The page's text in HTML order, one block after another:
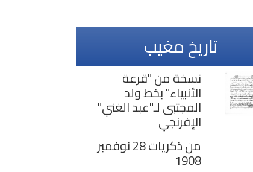
تاريخ مغيب
نسخة من "قرعة
الأنبياء" بخط ولد
المجتبى لـ"عبد الغني"
الإفرنجي
من ذكريات 28 نوفمبر
1908